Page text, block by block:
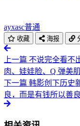
ayxasc普通
收藏 海报
上一篇 不说完全看不
肉、娃娃脸、Q 弹美
下一篇 韩影创下历史
良，而是有钱所以善